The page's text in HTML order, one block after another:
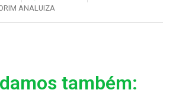
ANALUIZA
também: